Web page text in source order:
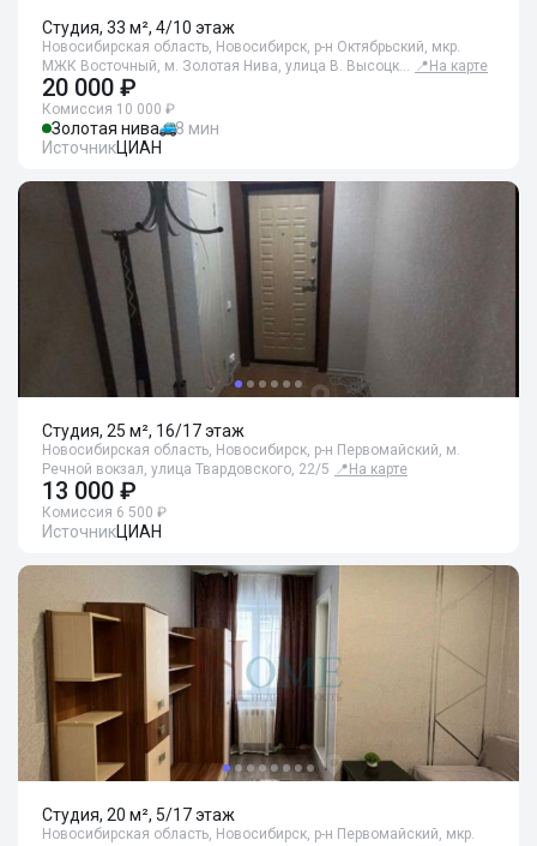
Студия, 33 м², 4/10 этаж
Новосибирская область, Новосибирск, р-н Октябрьский, мкр.
МЖК Восточный, м. Золотая Нива, улица В. Высоцк… 📍 На карте
20 000 ₽
Комиссия 10 000 ₽
Золотая нива
8 мин
ИсточникЦИАН
Студия, 25 м², 16/17 этаж
Новосибирская область, Новосибирск, р-н Первомайский, м.
Речной вокзал, улица Твардовского, 22/5 📍 На карте
13 000 ₽
Комиссия 6 500 ₽
ИсточникЦИАН
Студия, 20 м², 5/17 этаж
Новосибирская область, Новосибирск, р-н Первомайский, мкр.